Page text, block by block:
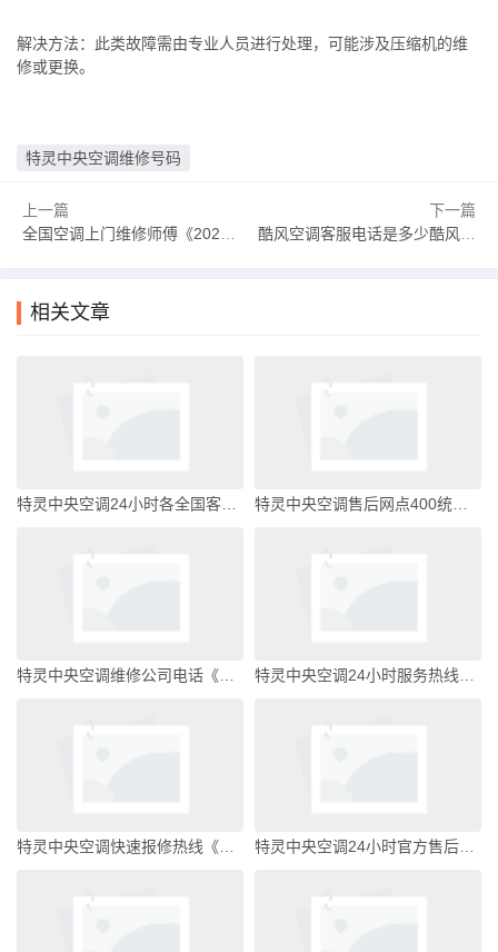
解决方法：此类故障需由专业人员进行处理，可能涉及压缩机的维
修或更换。
特灵中央空调维修号码
上一篇
全国空调上门维修师傅《2025汇总》全国空调销量排名
下一篇
酷风空调客服电话是多少酷风空调是什么牌子
相关文章